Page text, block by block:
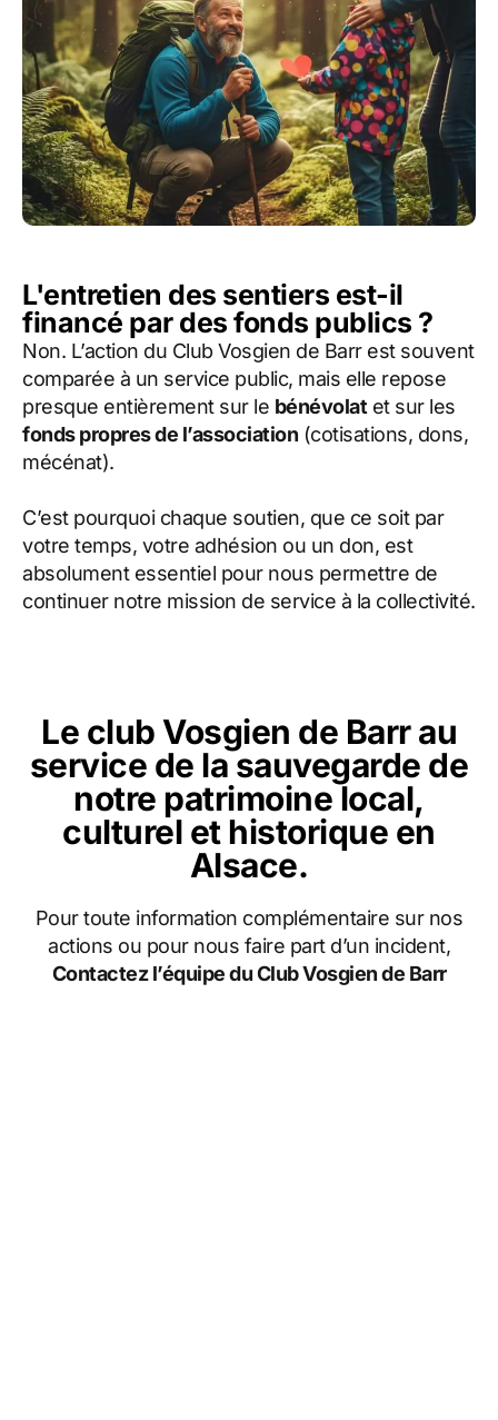
L'entretien des sentiers est-il
financé par des fonds publics ?
Non. L’action du Club Vosgien de Barr est souvent
comparée à un service public, mais elle repose
presque entièrement sur le bénévolat et sur les
fonds propres de l’association (cotisations, dons,
mécénat).
C’est pourquoi chaque soutien, que ce soit par
votre temps, votre adhésion ou un don, est
absolument essentiel pour nous permettre de
continuer notre mission de service à la collectivité.
Le club Vosgien de Barr au
service de la sauvegarde de
notre patrimoine local,
culturel et historique en
Alsace.
Pour toute information complémentaire sur nos
actions ou pour nous faire part d’un incident,
Contactez l’équipe du Club Vosgien de Barr